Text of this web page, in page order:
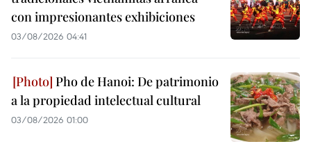
con impresionantes exhibiciones
03/08/2026 04:41
Pho de Hanoi: De patrimonio
a la propiedad intelectual cultural
03/08/2026 01:00